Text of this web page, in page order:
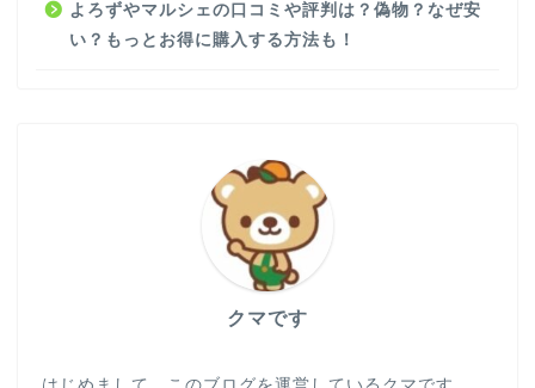
よろずやマルシェの口コミや評判は？偽物？なぜ安
い？もっとお得に購入する方法も！
クマです